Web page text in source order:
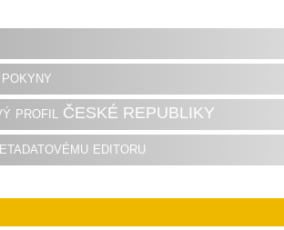
profil ČESKÉ REPUBLIKY
editoru